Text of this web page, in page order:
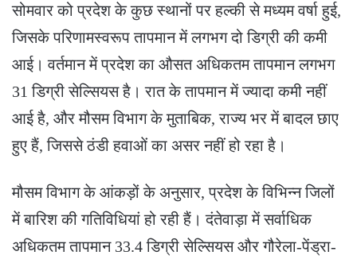
सोमवार को प्रदेश के कुछ स्थानों पर हल्की से मध्यम वर्षा हुई,
जिसके परिणामस्वरूप तापमान में लगभग दो डिग्री की कमी
आई। वर्तमान में प्रदेश का औसत अधिकतम तापमान लगभग
31 डिग्री सेल्सियस है। रात के तापमान में ज्यादा कमी नहीं
आई है, और मौसम विभाग के मुताबिक, राज्य भर में बादल छाए
हुए हैं, जिससे ठंडी हवाओं का असर नहीं हो रहा है।
मौसम विभाग के आंकड़ों के अनुसार, प्रदेश के विभिन्न जिलों
में बारिश की गतिविधियां हो रही हैं। दंतेवाड़ा में सर्वाधिक
अधिकतम तापमान 33.4 डिग्री सेल्सियस और गौरेला-पेंड्रा-